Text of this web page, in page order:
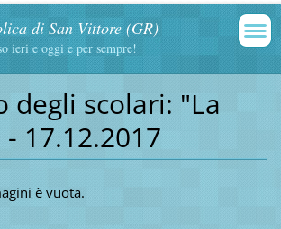
di San Vittore (GR)
ieri e oggi e per sempre!
degli scolari: "La
17.12.2017
è vuota.